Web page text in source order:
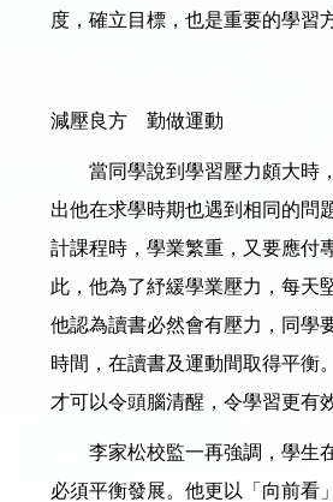
度，確立目標，也是重要的學習
減壓良方 勤做運動
當同學說到學習壓力頗大時
出他在求學時期也遇到相同的問
計課程時，學業繁重，又要應付
此，他為了紓緩學業壓力，每天
他認為讀書必然會有壓力，同學
時間，在讀書及運動間取得平衡
才可以令頭腦清醒，令學習更有
李家松校監一再強調，學生在
必須平衡發展。他更以「向前看